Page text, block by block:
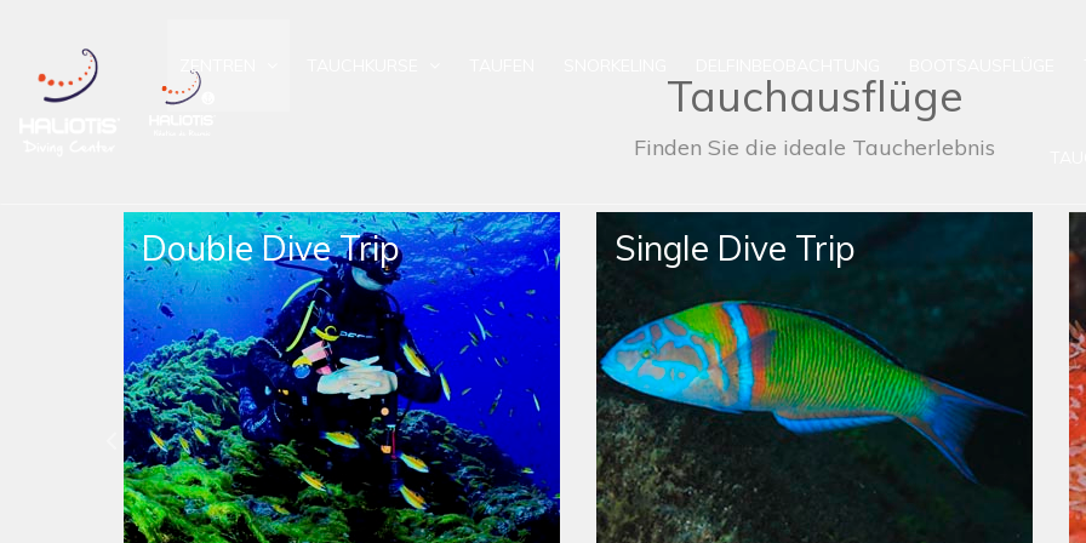
ZENTREN
Tauchausflüge
Finden Sie die ideale Taucherlebnis
Double Dive Trip Single Dive Trip